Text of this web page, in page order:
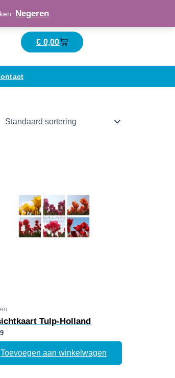
Negeren
Maatschappelijk verantwoord ondernemend
€ 0,00Winkelwagen
Tulp-Holland
Toevoegen aan winkelwagen